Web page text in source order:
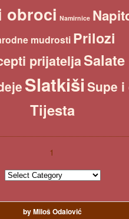
obroci Namirnice
mudrosti Prilozi
prijateljaSalate
Slatkiši Supe i
Tijesta
1
by Miloš Odalović